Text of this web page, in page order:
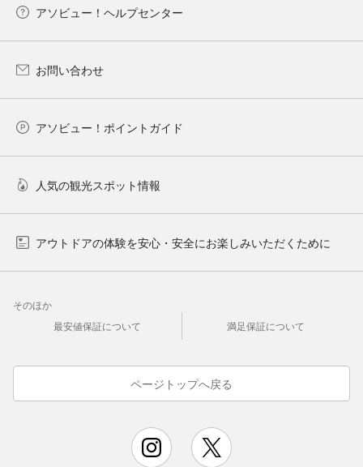
アソビュー！ヘルプセンター
お問い合わせ
アソビュー！ポイントガイド
人気の観光スポット情報
アウトドアの体験を安心・安全にお楽しみいただくために
そのほか
最安値保証について
満足保証について
ページトップへ戻る